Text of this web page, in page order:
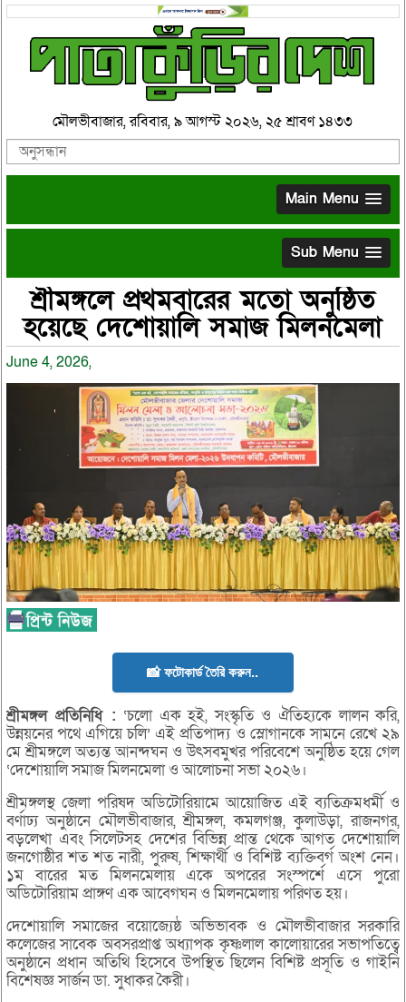
মৌলভীবাজার, রবিবার, ৯ আগস্ট ২০২৬, ২৫ শ্রাবণ ১৪৩৩
Main Menu
Sub Menu
শ্রীমঙ্গলে প্রথমবারের মতো অনুষ্ঠিত
হয়েছে দেশোয়ালি সমাজ মিলনমেলা
June 4, 2026,
📸 ফটোকার্ড তৈরি করুন..
শ্রীমঙ্গলপ্রতিনিধি : ‘চলো এক হই, সংস্কৃতি ও ঐতিহ্যকে লালন করি,
উন্নয়নের পথে এগিয়ে চলি’ এই প্রতিপাদ্য ও স্লোগানকে সামনে রেখে ২৯
মে শ্রীমঙ্গলে অত্যন্ত আনন্দঘন ও উৎসবমুখর পরিবেশে অনুষ্ঠিত হয়ে গেল
‘দেশোয়ালি সমাজ মিলনমেলা ও আলোচনা সভা ২০২৬।
শ্রীমঙ্গলস্থ জেলা পরিষদ অডিটোরিয়ামে আয়োজিত এই ব্যতিক্রমধর্মী ও
বর্ণাঢ্য অনুষ্ঠানে মৌলভীবাজার, শ্রীমঙ্গল, কমলগঞ্জ, কুলাউড়া, রাজনগর,
বড়লেখা এবং সিলেটসহ দেশের বিভিন্ন প্রান্ত থেকে আগত দেশোয়ালি
জনগোষ্ঠীর শত শত নারী, পুরুষ, শিক্ষার্থী ও বিশিষ্ট ব্যক্তিবর্গ অংশ নেন।
১ম বারের মত মিলনমেলায় একে অপরের সংস্পর্শে এসে পুরো
অডিটোরিয়াম প্রাঙ্গণ এক আবেগঘন ও মিলনমেলায় পরিণত হয়।
দেশোয়ালি সমাজের বয়োজ্যেষ্ঠ অভিভাবক ও মৌলভীবাজার সরকারি
কলেজের সাবেক অবসরপ্রাপ্ত অধ্যাপক কৃষ্ণলাল কালোয়ারের সভাপতিত্বে
অনুষ্ঠানে প্রধান অতিথি হিসেবে উপস্থিত ছিলেন বিশিষ্ট প্রসূতি ও গাইনি
বিশেষজ্ঞ সার্জন ডা. সুধাকর কৈরী।